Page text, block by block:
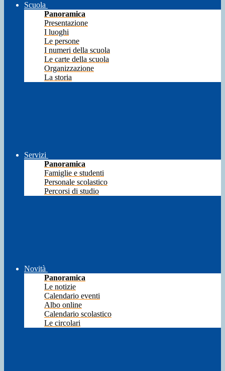
Scuola
Panoramica
Presentazione
I luoghi
Le persone
I numeri della scuola
Le carte della scuola
Organizzazione
La storia
Servizi
Panoramica
Famiglie e studenti
Personale scolastico
Percorsi di studio
Novità
Panoramica
Le notizie
Calendario eventi
Albo online
Calendario scolastico
Le circolari